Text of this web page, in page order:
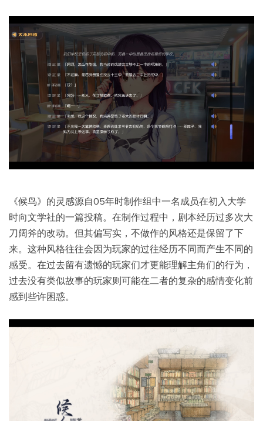
《候鸟》的灵感源自05年时制作组中一名成员在初入大学
时向文学社的一篇投稿。在制作过程中，剧本经历过多次大
刀阔斧的改动。但其偏写实，不做作的风格还是保留了下
来。这种风格往往会因为玩家的过往经历不同而产生不同的
感受。在过去留有遗憾的玩家们才更能理解主角们的行为，
过去没有类似故事的玩家则可能在二者的复杂的感情变化前
感到些许困惑。